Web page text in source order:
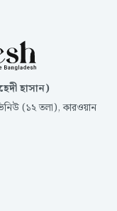
হাসান)
(১২ তলা), কারওয়ান